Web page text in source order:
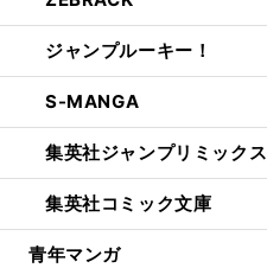
ジャンプルーキー！
S-MANGA
集英社ジャンプリミックス
集英社コミック文庫
青年マンガ